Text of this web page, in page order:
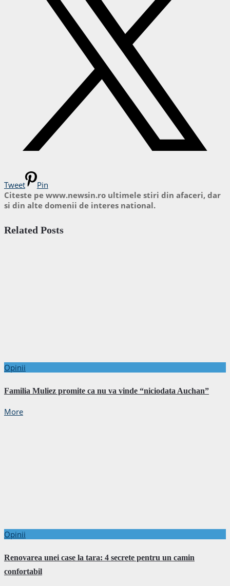
Tweet
Pin
Citeste pe www.newsin.ro ultimele stiri din afaceri, dar
si din alte domenii de interes national.
Related Posts
Opinii
Familia Muliez promite ca nu va vinde “niciodata Auchan”
More
Opinii
Renovarea unei case la tara: 4 secrete pentru un camin
confortabil